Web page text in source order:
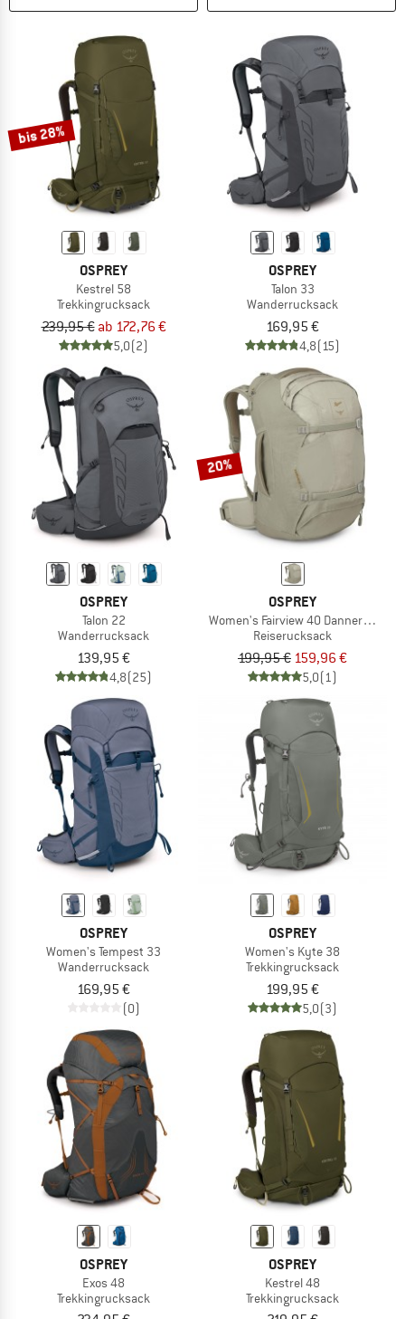
bis 28%
OSPREY
Kestrel 58
Trekkingrucksack
239,95 € ab 172,76 €
5,0(2)
OSPREY
Talon 33
Wanderrucksack
169,95 €
4,8(15)
OSPREY
Talon 22
Wanderrucksack
139,95 €
4,8(25)
20%
OSPREY
Women's Fairview 40
Reiserucksack
199,95 € 159,96 €
5,0(1)
OSPREY
Women's Tempest 33
Wanderrucksack
169,95 €
(0)
OSPREY
Women's Kyte 38
Trekkingrucksack
199,95 €
5,0(3)
OSPREY
Exos 48
Trekkingrucksack
OSPREY
Kestrel 48
Trekkingrucksack